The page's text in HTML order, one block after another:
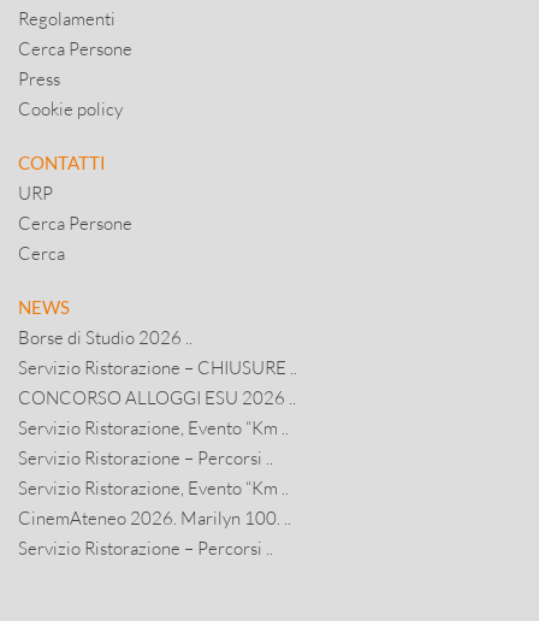
Regolamenti
Cerca Persone
Press
Cookie policy
CONTATTI
URP
Cerca Persone
Cerca
NEWS
Borse di Studio 2026 ..
Servizio Ristorazione – CHIUSURE ..
CONCORSO ALLOGGI ESU 2026 ..
Servizio Ristorazione, Evento “Km ..
Servizio Ristorazione – Percorsi ..
Servizio Ristorazione, Evento “Km ..
CinemAteneo 2026. Marilyn 100. ..
Servizio Ristorazione – Percorsi ..